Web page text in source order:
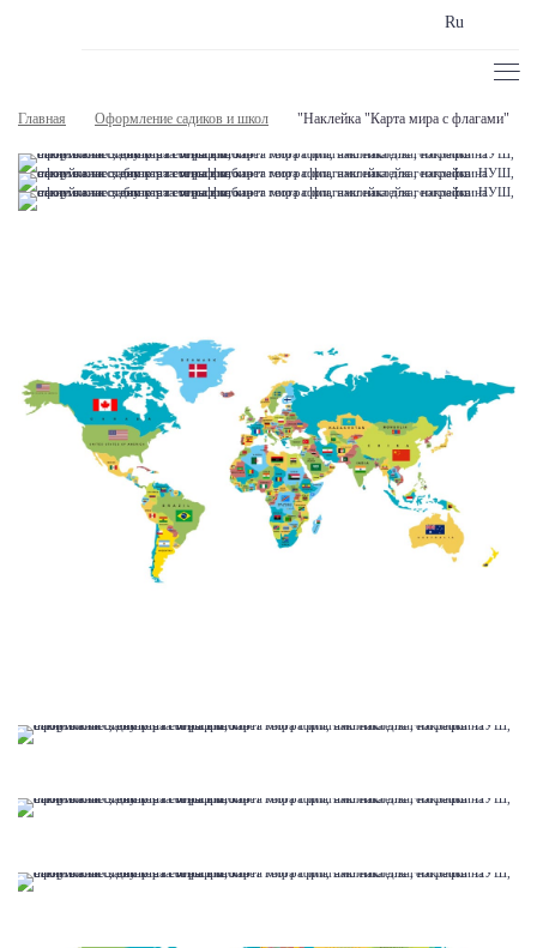
Ru
Главная Оформление садиков и школ "Наклейка "Карта мира с флагами"